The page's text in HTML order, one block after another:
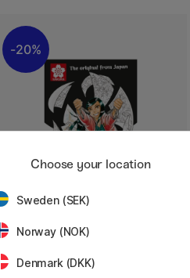
20%
SAKURA
Manga Drawing Pad A5
Choose your location
Sweden (SEK)
Norway (NOK)
Denmark (DKK)